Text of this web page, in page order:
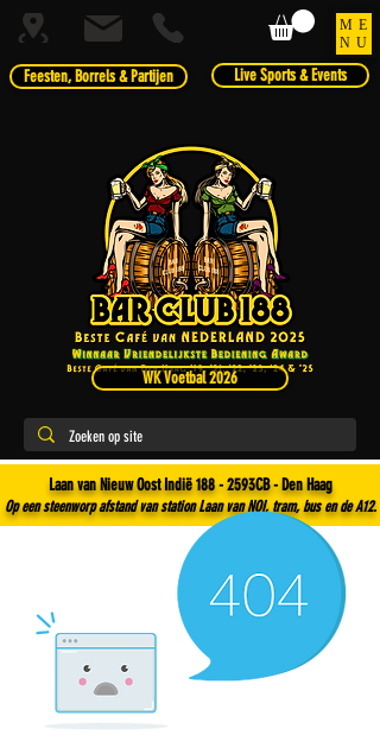
Feesten, Borrels & Partijen
ME
NU
Live Sports & Events
Laan van Nieuw Oost Indië 188 - 2593CB - Den Haag
Op een steenworp afstand van station Laan van NOI, tram, bus en de A12.
WK Voetbal 2026